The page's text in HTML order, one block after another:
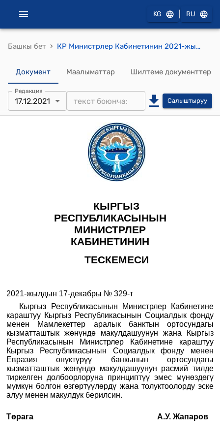
KG RU
Башкы бет › КР Министрлер Кабинетинин 2021-жылдын 17-декабрындагы № 329-т (Кыргыз Республикасынын Министрлер Кабинетине караштуу Кыргыз Республикасынын Социалдык фонду менен Мамлекеттер аралык банктын ортосундагы кызматташтык жөнүндө макулдашуунун жана Кыргыз Республикасынын Министрлер Кабинетине караштуу Кыргыз Республикасынын Социалдык фонду менен Евразия өнүктүрүү банкынын ортосундагы кызматташтык жөнүндө макулдашуу) тескемеси
Документ Маалыматтар Шилтеме документтер
Редакция
17.12.2021 Салыштыруу